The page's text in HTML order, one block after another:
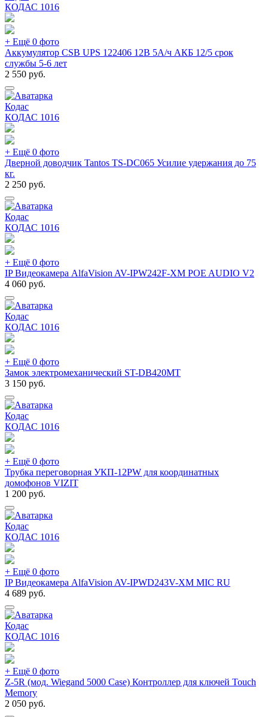
КОДАС 1016
+ Ещё 0 фото
Аккумулятор CSB UPS 122406 12В 5А/ч АКБ 12/5 срок
службы 5-6 лет
2 550 руб.
Кодас
КОДАС 1016
+ Ещё 0 фото
Дверной доводчик Tantos TS-DC065 Усилие удержания до 75
кг.
2 250 руб.
Кодас
КОДАС 1016
+ Ещё 0 фото
IP Видеокамера AlfaVision AV-IPW242F-XM POE AUDIO V2
4 060 руб.
Кодас
КОДАС 1016
+ Ещё 0 фото
Замок электромеханический ST-DB420MT
3 150 руб.
Кодас
КОДАС 1016
+ Ещё 0 фото
Трубка переговорная УКП-12PW для координатных
домофонов VIZIT
1 200 руб.
Кодас
КОДАС 1016
+ Ещё 0 фото
IP Видеокамера AlfaVision AV-IPWD243V-XM MIC RU
4 689 руб.
Кодас
КОДАС 1016
+ Ещё 0 фото
Z-5R (мод. Wiegand 5000 Case) Контроллер для ключей Touch
Memory
2 050 руб.